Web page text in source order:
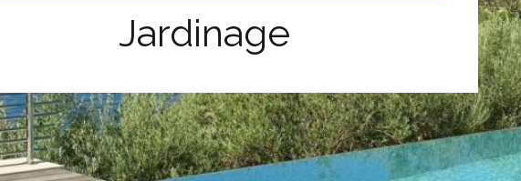
Jardinage